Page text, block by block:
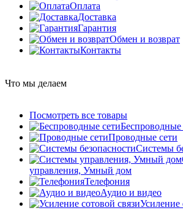
Оплата
Доставка
Гарантия
Обмен и возврат
Контакты
Что мы делаем
Посмотреть все товары
Беспроводные
Проводные сети
Системы
управления, Умный дом
Телефония
Аудио и видео
Усиление